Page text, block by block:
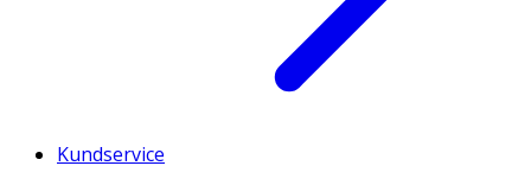
Kundservice